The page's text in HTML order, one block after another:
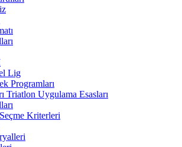
Lig
Programları
Triatlon Uygulama Esasları
Kriterleri